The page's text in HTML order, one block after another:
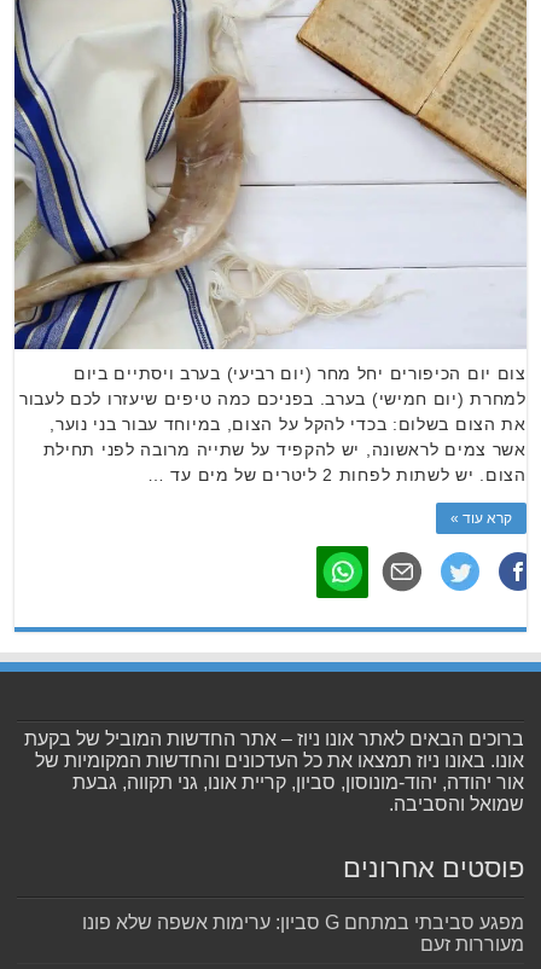
צום יום הכיפורים יחל מחר (יום רביעי) בערב ויסתיים ביום
למחרת (יום חמישי) בערב. בפניכם כמה טיפים שיעזרו לכם לעבור
את הצום בשלום: בכדי להקל על הצום, במיוחד עבור בני נוער,
אשר צמים לראשונה, יש להקפיד על שתייה מרובה לפני תחילת
הצום. יש לשתות לפחות 2 ליטרים של מים עד …
קרא עוד »
ברוכים הבאים לאתר אונו ניוז – אתר החדשות המוביל של בקעת
אונו. באונו ניוז תמצאו את כל העדכונים והחדשות המקומיות של
אור יהודה, יהוד-מונוסון, סביון, קריית אונו, גני תקווה, גבעת
שמואל והסביבה.
פוסטים אחרונים
מפגע סביבתי במתחם G סביון: ערימות אשפה שלא פונו
מעוררות זעם